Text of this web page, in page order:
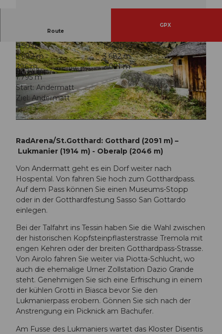
© Carla Hendry
Route
GPX
9:50 h
154,30 km
3.682 m
3.682 m
296 m
2.091 m
1.795 m
Start: Andermatt
Ziel: Andermatt
RadArena/St.Gotthard: Gotthard (2091 m) –
Lukmanier (1914 m) - Oberalp (2046 m)
Von Andermatt geht es ein Dorf weiter nach
Hospental. Von fahren Sie hoch zum Gotthardpass.
Auf dem Pass können Sie einen Museums-Stopp
oder in der Gotthardfestung Sasso San Gottardo
einlegen.
Bei der Talfahrt ins Tessin haben Sie die Wahl zwischen
der historischen Kopfsteinpflasterstrasse Tremola mit
engen Kehren oder der breiten Gotthardpass-Strasse.
Von Airolo fahren Sie weiter via Piotta-Schlucht, wo
auch die ehemalige Urner Zollstation Dazio Grande
steht. Genehmigen Sie sich eine Erfrischung in einem
der kühlen Grotti in Biasca bevor Sie den
Lukmanierpass erobern. Gönnen Sie sich nach der
Anstrengung ein Picknick am Bachufer.
Am Fusse des Lukmaniers wartet das Kloster Disentis